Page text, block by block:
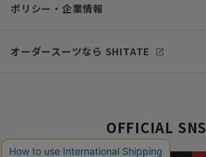
ポリシー・企業情報
オーダースーツなら SHITATE
OFFICIAL SNS